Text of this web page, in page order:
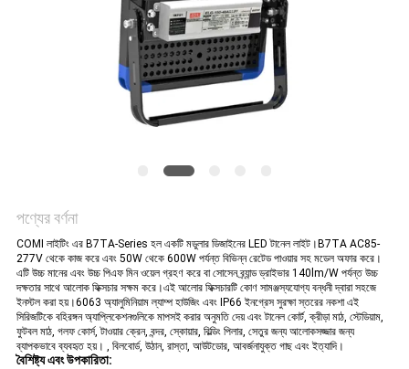
পণ্যের বর্ণনা
COMI লাইটিং এর B7TA-Series হল একটি মডুলার ডিজাইনের LED টানেল লাইট।B7TA AC85-
277V থেকে কাজ করে এবং 50W থেকে 600W পর্যন্ত বিভিন্ন রেটেড পাওয়ার সহ মডেল অফার করে।
এটি উচ্চ মানের এবং উচ্চ পিএফ মিন ওয়েল গ্রহণ করে বা সোসেন ব্র্যান্ড ড্রাইভার 140lm/W পর্যন্ত উচ্চ
দক্ষতার সাথে আলোক ফিক্সচার সক্ষম করে।এই আলোর ফিক্সচারটি কোণ সামঞ্জস্যযোগ্য বন্ধনী দ্বারা সহজে
ইনস্টল করা হয়।6063 অ্যালুমিনিয়াম ল্যাম্প হাউজিং এবং IP66 ইনগ্রেস সুরক্ষা স্তরের নকশা এই
সিরিজটিকে বহিরঙ্গন অ্যাপ্লিকেশনগুলিকে মাপসই করার অনুমতি দেয় এবং টানেল কোর্ট, ক্রীড়া মাঠ, স্টেডিয়াম,
ফুটবল মাঠ, গলফ কোর্স, টাওয়ার ক্রেন, বন্দর, স্কোয়ার, বিল্ডিং পিলার, সেতুর জন্য আলোকসজ্জার জন্য
ব্যাপকভাবে ব্যবহৃত হয়। , বিলবোর্ড, উঠান, রাস্তা, আউটডোর, আবর্জনাযুক্ত গাছ এবং ইত্যাদি।
বৈশিষ্ট্য এবং উপকারিতা: